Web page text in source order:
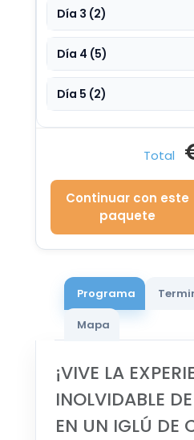
Día 3 (2)
Día 4 (5)
Día 5 (2)
Total
Continuar con este
paquete
Programa
Mapa
¡VIVE LA
INOLVIDABLE
EN UN IGLÚ DE